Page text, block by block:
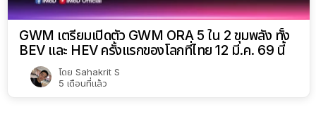
GWM เตรียมเปิดตัว GWM ORA 5 ใน 2 ขุมพลัง ทั้ง
BEV และ HEV ครั้งแรกของโลกที่ไทย 12 มี.ค. 69 นี้
โดย Sahakrit S
5 เดือนที่แล้ว